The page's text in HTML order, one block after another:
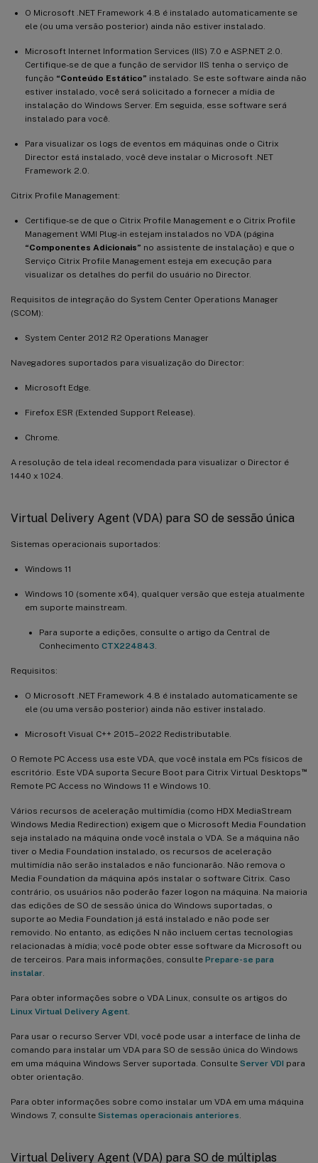
O Microsoft .NET Framework 4.8 é instalado automaticamente se
ele (ou uma versão posterior) ainda não estiver instalado.
Microsoft Internet Information Services (IIS) 7.0 e ASP.NET 2.0.
Certifique-se de que a função de servidor IIS tenha o serviço de
função “Conteúdo Estático” instalado. Se este software ainda não
estiver instalado, você será solicitado a fornecer a mídia de
instalação do Windows Server. Em seguida, esse software será
instalado para você.
Para visualizar os logs de eventos em máquinas onde o Citrix
Director está instalado, você deve instalar o Microsoft .NET
Framework 2.0.
Citrix Profile Management:
Certifique-se de que o Citrix Profile Management e o Citrix Profile
Management WMI Plug-in estejam instalados no VDA (página
“Componentes Adicionais” no assistente de instalação) e que o
Serviço Citrix Profile Management esteja em execução para
visualizar os detalhes do perfil do usuário no Director.
Requisitos de integração do System Center Operations Manager
(SCOM):
System Center 2012 R2 Operations Manager
Navegadores suportados para visualização do Director:
Microsoft Edge.
Firefox ESR (Extended Support Release).
Chrome.
A resolução de tela ideal recomendada para visualizar o Director é
1440 x 1024.
Virtual Delivery Agent (VDA) para SO de sessão única
Sistemas operacionais suportados:
Windows 11
Windows 10 (somente x64), qualquer versão que esteja atualmente
em suporte mainstream.
Para suporte a edições, consulte o artigo da Central de
Conhecimento CTX224843
Requisitos:
O Microsoft .NET Framework 4.8 é instalado automaticamente se
ele (ou uma versão posterior) ainda não estiver instalado.
Microsoft Visual C++ 2015–2022 Redistributable.
O Remote PC Access usa este VDA, que você instala em PCs físicos de
escritório. Este VDA suporta Secure Boot para Citrix Virtual Desktops ™
Remote PC Access no Windows 11 e Windows 10.
Vários recursos de aceleração multimídia (como HDX MediaStream
Windows Media Redirection) exigem que o Microsoft Media Foundation
seja instalado na máquina onde você instala o VDA. Se a máquina não
tiver o Media Foundation instalado, os recursos de aceleração
multimídia não serão instalados e não funcionarão. Não remova o
Media Foundation da máquina após instalar o software Citrix. Caso
contrário, os usuários não poderão fazer logon na máquina. Na maioria
das edições de SO de sessão única do Windows suportadas, o
suporte ao Media Foundation já está instalado e não pode ser
removido. No entanto, as edições N não incluem certas tecnologias
relacionadas à mídia; você pode obter esse software da Microsoft ou
de terceiros. Para mais informações, consulte Prepare-se para
instalar
Para obter informações sobre o VDA Linux, consulte os artigos do
Linux Virtual Delivery Agent
Para usar o recurso Server VDI, você pode usar a interface de linha de
comando para instalar um VDA para SO de sessão única do Windows
em uma máquina Windows Server suportada. Consulte Server VDI para
obter orientação.
Para obter informações sobre como instalar um VDA em uma máquina
Windows 7, consulte Sistemas operacionais anteriores
Virtual Delivery Agent (VDA) para SO de múltiplas